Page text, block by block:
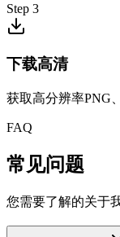
Step 3
下载高清
获取高分辨率PNG
FAQ
常见问题
您需要了解的关于